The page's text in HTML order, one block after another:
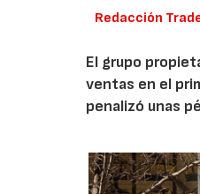
Redacción
El grupo
ventas en el
penalizó unas